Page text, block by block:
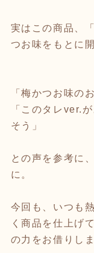
実はこの商品、
つお味をもとに
「梅かつお味の
「このタレver.
そう」
との声を参考に
に。
今回も、いつも
く商品を仕上げ
の力をお借りしま